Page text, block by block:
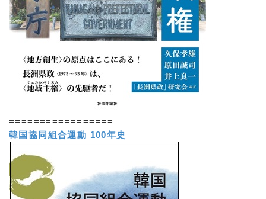
=================
韓国協同組合運動 100年史